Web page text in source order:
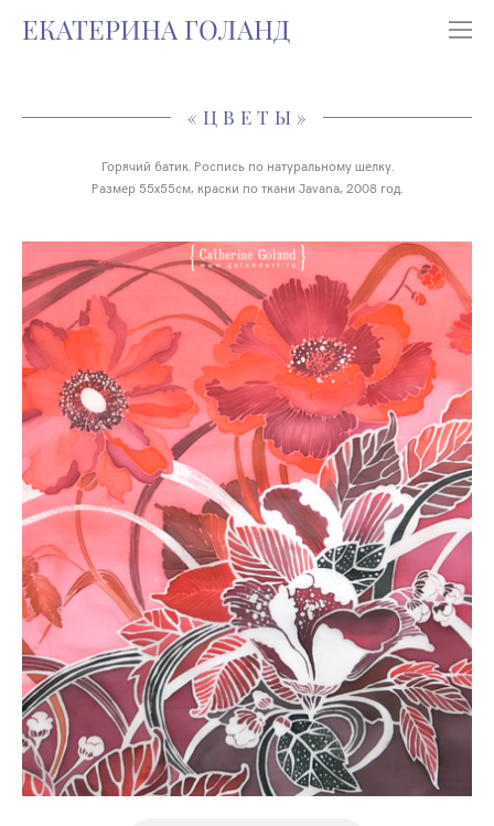
ЕКАТЕРИНА ГОЛАНД
«ЦВЕТЫ»
Горячий батик. Роспись по натуральному шелку.
Размер 55х55см, краски по ткани Javana, 2008 год.